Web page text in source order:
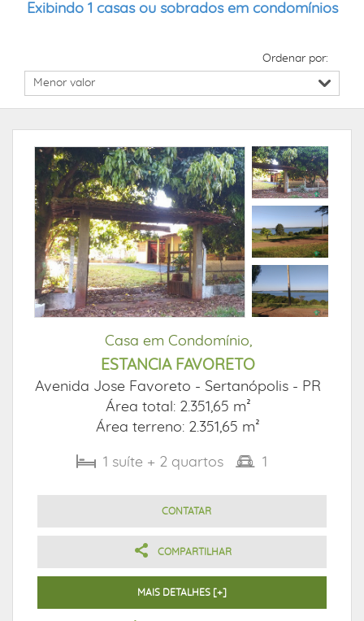
Exibindo 1 casas ou sobrados em condomínios
Ordenar por:
Casa em Condomínio,
ESTANCIA FAVORETO
Avenida Jose Favoreto - Sertanópolis - PR
Área total: 2.351,65 m²
Área terreno: 2.351,65 m²
1 suíte + 2 quartos 1
CONTATAR
COMPARTILHAR
MAIS DETALHES [+]